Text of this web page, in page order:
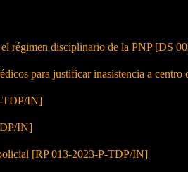
régimen disciplinario de la PNP [DS
para justificar inasistencia a centro
TDP/IN]
IN]
[RP 013-2023-P-TDP/IN]